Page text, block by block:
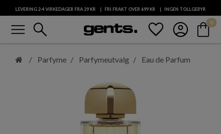
LEVERING 2-4 VIRKEDAGER FRA 29KR FRI FRAKT OVER 699KR INGEN TOLLGEBYR
KUNDESERVICE
menu search favorite account_circle shopping_bag
0
Parfyme Parfymeutvalg Eau de Parfum